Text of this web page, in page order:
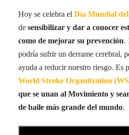
Hoy se celebra elDía Mundial
desensibilizar y dar a conocer
como de mejorar su prevención.
podría sufrir un derrame cerebral,
ayuda a reducir nuestro riesgo. Es
World Stroke Organitzation
que se unan al Movimiento y
de baile más grande del mundo.